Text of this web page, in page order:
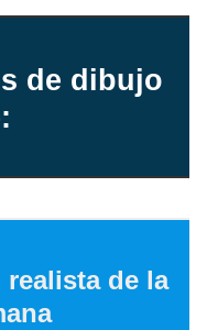
de dibujo
de la